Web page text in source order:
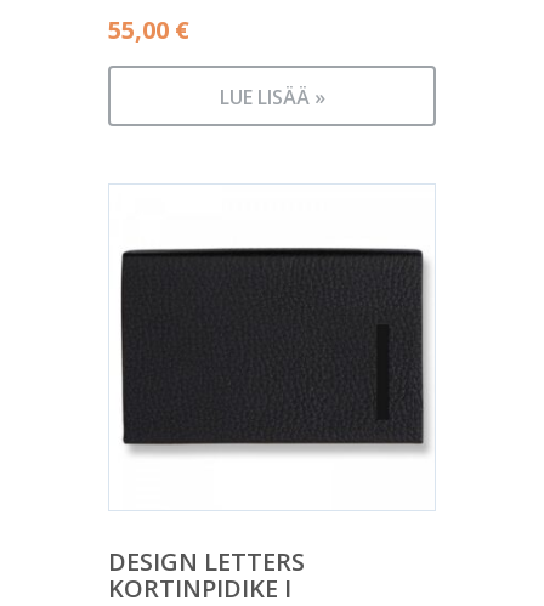
55,00 €
LUE LISÄÄ »
DESIGN LETTERS
KORTINPIDIKE I